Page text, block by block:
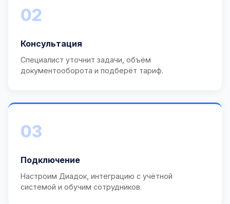
02
Консультация
Специалист уточнит задачи, объём
документооборота и подберёт тариф.
03
Подключение
Настроим Диадок, интеграцию с учётной
системой и обучим сотрудников.